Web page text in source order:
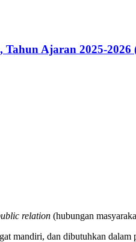
Ajaran 2025-
relation (hubungan
mandiri, dan dibutuhkan dalam